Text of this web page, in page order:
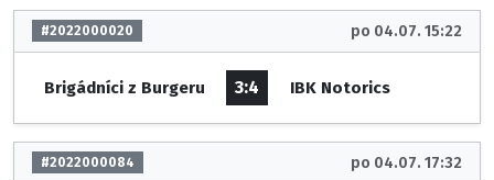
#2022000020 po 04.07. 15:22
Brigádníci z Burgeru 3:4 IBK Notorics
#2022000084 po 04.07. 17:32